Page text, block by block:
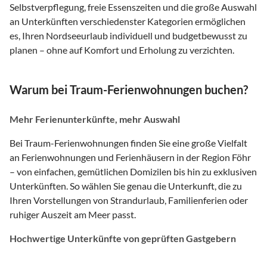
Selbstverpflegung, freie Essenszeiten und die große Auswahl
an Unterkünften verschiedenster Kategorien ermöglichen
es, Ihren Nordseeurlaub individuell und budgetbewusst zu
planen – ohne auf Komfort und Erholung zu verzichten.
Warum bei Traum-Ferienwohnungen buchen?
Mehr Ferienunterkünfte, mehr Auswahl
Bei Traum-Ferienwohnungen finden Sie eine große Vielfalt
an Ferienwohnungen und Ferienhäusern in der Region Föhr
– von einfachen, gemütlichen Domizilen bis hin zu exklusiven
Unterkünften. So wählen Sie genau die Unterkunft, die zu
Ihren Vorstellungen von Strandurlaub, Familienferien oder
ruhiger Auszeit am Meer passt.
Hochwertige Unterkünfte von geprüften Gastgebern